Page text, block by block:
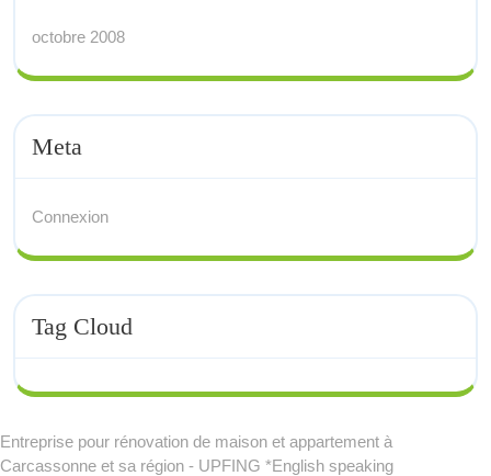
octobre 2008
Meta
Connexion
Tag Cloud
Entreprise pour rénovation de maison et appartement à
Carcassonne et sa région - UPFING *English speaking